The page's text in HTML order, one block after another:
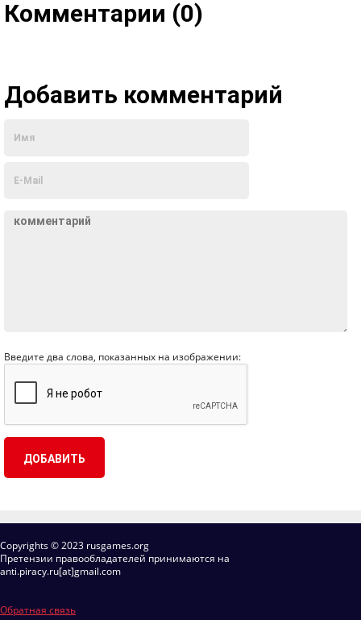
Комментарии (0)
Добавить комментарий
Введите два слова, показанных на изображении:
Copyrights © 2023 rusgames.org
Претензии правообладателей принимаются на
anti.piracy.ru[at]gmail.com
Обратная связь